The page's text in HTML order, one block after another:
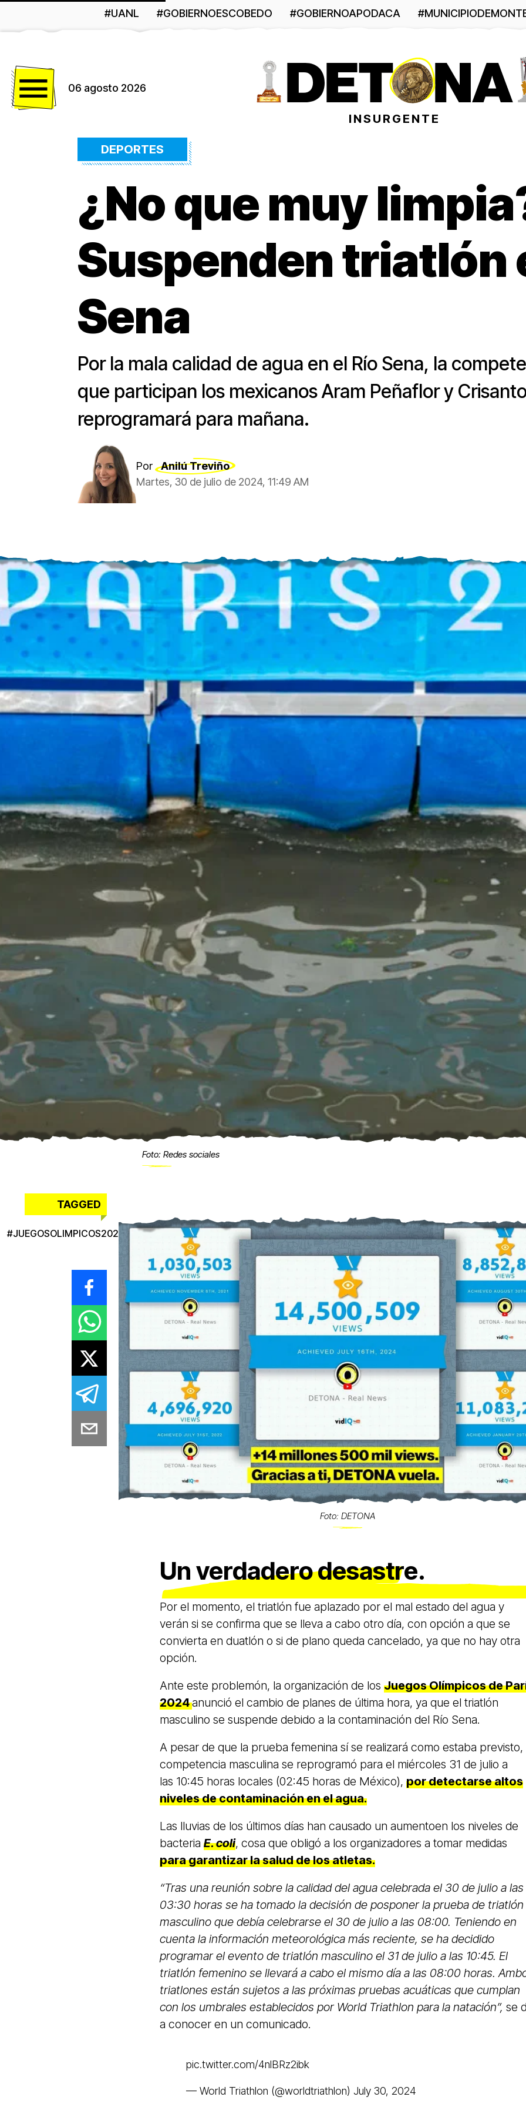
#UANL #GOBIERNOESCOBEDO #GOBIERNOAPODACA
06 agosto 2026
INSURGENTE
DEPORTES
¿No que muy
Suspenden triatlón
Sena
Por la mala calidad de agua en el Río Sena, la
que participan los mexicanos Aram Peñaflor y
reprogramará para mañana.
Por
Anilú Treviño
Martes, 30 de julio de 2024, 11:49 AM
Foto: Redes sociales
TAGGED
#JUEGOSOLIMPICOS2024
Foto: DETONA
Un verdadero desastre.
Por el momento, el triatlón fue aplazado por el mal estado del agua y
verán si se confirma que se lleva a cabo otro día, con opción a que se
convierta en duatlón o si de plano queda cancelado, ya que no hay otra
opción.
Ante este problemón, la organización de los Juegos Olímpicos de
2024anunció el cambio de planes de última hora, ya que el triatlón
masculino se suspende debido a la contaminación del Río Sena.
A pesar de que la prueba femenina sí se realizará como estaba previsto,
competencia masculina se reprogramó para el miércoles 31 de julio a
las 10:45 horas locales (02:45 horas de México), por detectarse altos
niveles de contaminación en el agua.
Las lluvias de los últimos días han causado un aumentoen los niveles de
bacteria E. coli, cosa que obligó a los organizadores a tomar medidas
para garantizar la salud de los atletas.
“Tras una reunión sobre la calidad del agua celebrada el 30 de julio a las
03:30 horas se ha tomado la decisión de posponer la prueba de triatlón
masculino que debía celebrarse el 30 de julio a las 08:00. Teniendo en
cuenta la información meteorológica más reciente, se ha decidido
programar el evento de triatlón masculino el 31 de julio a las 10:45. El
triatlón femenino se llevará a cabo el mismo día a las 08:00 horas.
triatlones están sujetos a las próximas pruebas acuáticas que cumplan
con los umbrales establecidos por World Triathlon para la natación”, se
a conocer en un comunicado.
pic.twitter.com/4nlBRz2ibk
— World Triathlon (@worldtriathlon) July 30, 2024